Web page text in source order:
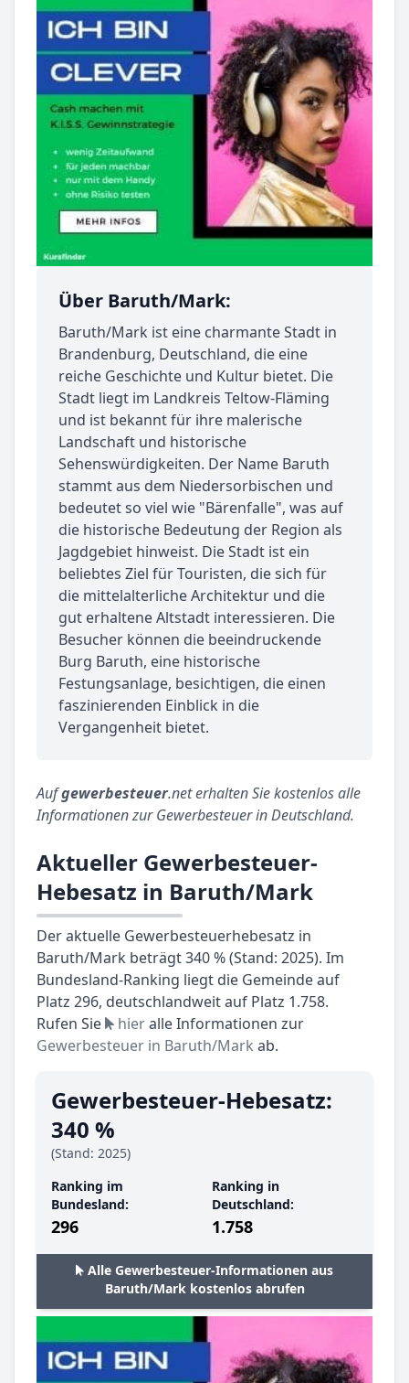
Über Baruth/Mark:
Baruth/Mark ist eine charmante Stadt in
Brandenburg, Deutschland, die eine
reiche Geschichte und Kultur bietet. Die
Stadt liegt im Landkreis Teltow-Fläming
und ist bekannt für ihre malerische
Landschaft und historische
Sehenswürdigkeiten. Der Name Baruth
stammt aus dem Niedersorbischen und
bedeutet so viel wie "Bärenfalle", was auf
die historische Bedeutung der Region als
Jagdgebiet hinweist. Die Stadt ist ein
beliebtes Ziel für Touristen, die sich für
die mittelalterliche Architektur und die
gut erhaltene Altstadt interessieren. Die
Besucher können die beeindruckende
Burg Baruth, eine historische
Festungsanlage, besichtigen, die einen
faszinierenden Einblick in die
Vergangenheit bietet.
Aufgewerbesteuer.net erhalten Sie kostenlos alle
Informationen zur Gewerbesteuer in Deutschland.
Aktueller Gewerbesteuer-
Hebesatz in Baruth/Mark
Der aktuelle Gewerbesteuerhebesatz in
Baruth/Mark beträgt 340 % (Stand: 2025). Im
Bundesland-Ranking liegt die Gemeinde auf
Platz 296, deutschlandweit auf Platz 1.758.
Rufen Sie
hieralle Informationen zur
Gewerbesteuer in Baruth/Mark ab.
Gewerbesteuer-Hebesatz:
340 %
(Stand: 2025)
Ranking im
Bundesland:
296
Ranking in
Deutschland:
1.758
Alle Gewerbesteuer-Informationen aus
Baruth/Mark kostenlos abrufen